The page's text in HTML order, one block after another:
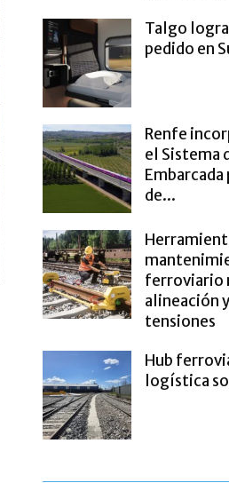
Talgo
pedido en
Renfe
el Sistema
de...
ferroviario
alineación
tensiones
Hub
logística